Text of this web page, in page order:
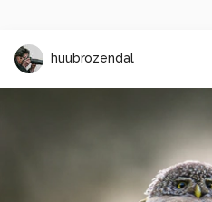
huubrozendal